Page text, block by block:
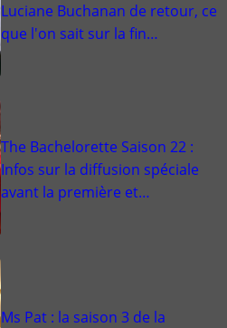
Luciane Buchanan de retour, ce
que l'on sait sur la fin…
The Bachelorette Saison 22 :
Infos sur la diffusion spéciale
avant la première et…
Ms Pat : la saison 3 de la